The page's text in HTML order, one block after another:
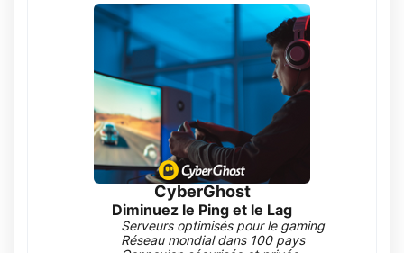
CyberGhost
Diminuez le Ping et le Lag
Serveurs optimisés pour le gaming
Réseau mondial dans 100 pays